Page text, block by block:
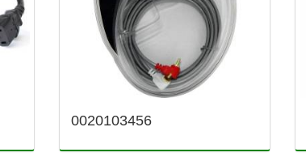
0020103456